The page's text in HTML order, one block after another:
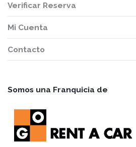
Verificar Reserva
Mi Cuenta
Contacto
Somos una Franquicia de